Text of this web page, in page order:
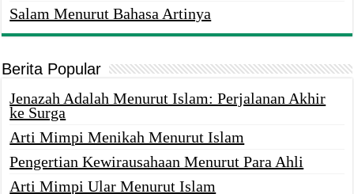
Salam Menurut Bahasa Artinya
Berita Popular
Jenazah Adalah Menurut Islam: Perjalanan Akhir
ke Surga
Arti Mimpi Menikah Menurut Islam
Pengertian Kewirausahaan Menurut Para Ahli
Arti Mimpi Ular Menurut Islam